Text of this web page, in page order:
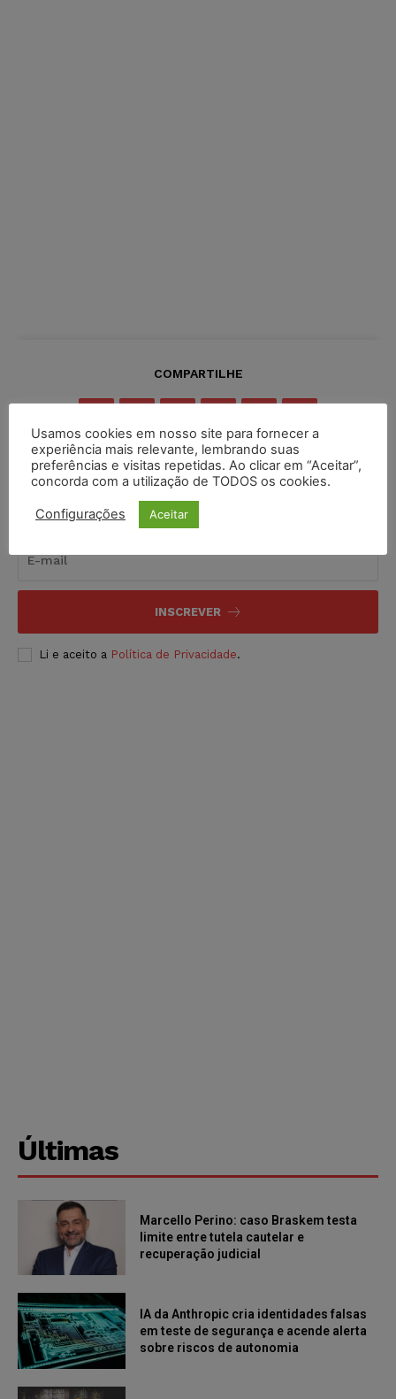
COMPARTILHE
Inscreva-se
INSCREVER
Li e aceito a Política de Privacidade.
Últimas
Marcello Perino: caso Braskem testa
limite entre tutela cautelar e
recuperação judicial
IA da Anthropic cria identidades falsas
em teste de segurança e acende alerta
sobre riscos de autonomia
Usamos cookies em nosso site para fornecer a
experiência mais relevante, lembrando suas
preferências e visitas repetidas. Ao clicar em “Aceitar”,
concorda com a utilização de TODOS os cookies.
Configurações Aceitar